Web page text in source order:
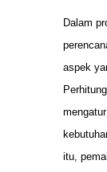
Dalam
aspek
itu,